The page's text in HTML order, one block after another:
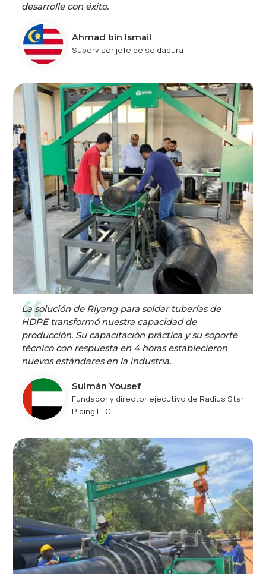
desarrolle con éxito.
Ahmad bin Ismail
Supervisor jefe de soldadura
La solución de Riyang para soldar tuberías de
HDPE transformó nuestra capacidad de
producción. Su capacitación práctica y su soporte
técnico con respuesta en 4 horas establecieron
nuevos estándares en la industria.
Sulmán Yousef
Fundador y director ejecutivo de Radius Star
Piping LLC